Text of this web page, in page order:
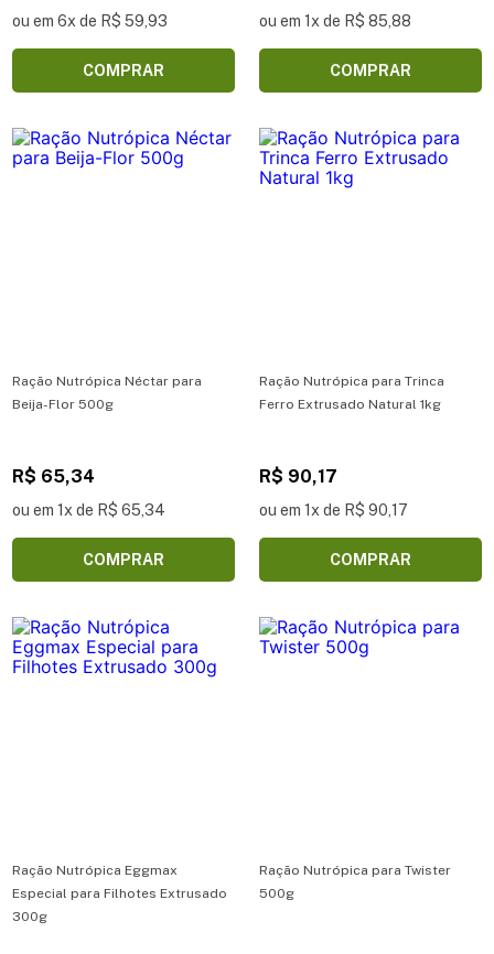
ou em 6x de R$ 59,93
COMPRAR
ou em 1x de R$ 85,88
COMPRAR
Ração Nutrópica Néctar para
Beija-Flor 500g
R$ 65,34
ou em 1x de R$ 65,34
COMPRAR
Ração Nutrópica para Trinca
Ferro Extrusado Natural 1kg
R$ 90,17
ou em 1x de R$ 90,17
COMPRAR
Ração Nutrópica Eggmax
Especial para Filhotes Extrusado
300g
Ração Nutrópica para Twister
500g